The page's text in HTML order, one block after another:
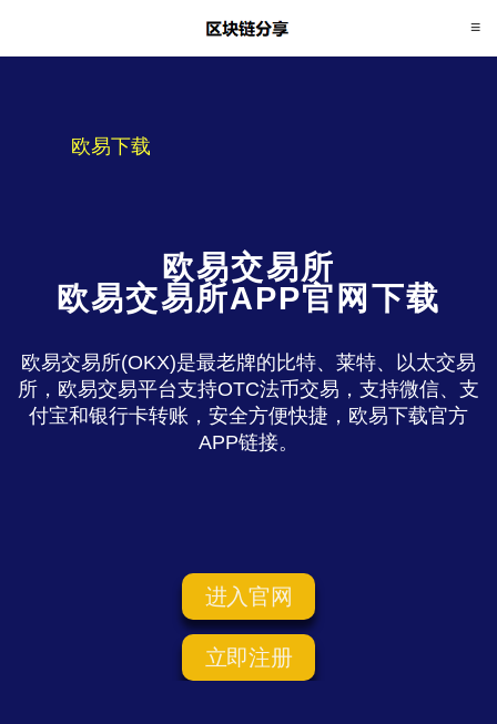
欧易下载
欧易交易所
欧易交易所APP官网下载
欧易交易所(OKX)是最老牌的比特、莱特、以太交易
所，欧易交易平台支持OTC法币交易，支持微信、支
付宝和银行卡转账，安全方便快捷，欧易下载官方
APP链接。
进入官网
立即注册